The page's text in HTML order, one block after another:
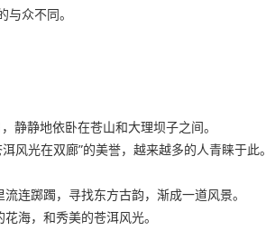
众不同。
静静地依卧在苍山和大理坝子之间。
风光在双廊”的美誉，越来越多的人青睐于此。
连踯躅，寻找东方古韵，渐成一道风景。
海，和秀美的苍洱风光。